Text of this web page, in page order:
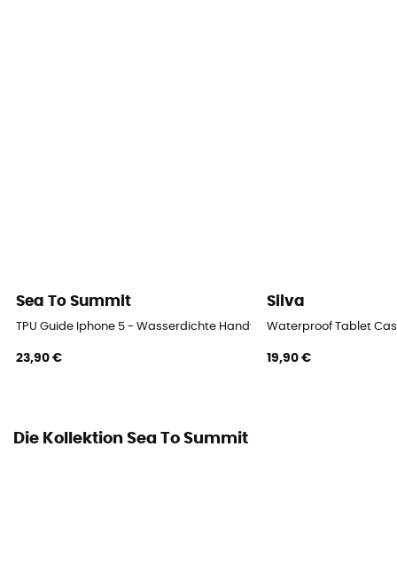
Sea To Summit
TPU Guide Iphone 5 - Wasserdichte Handyhülle
23,90 €
Silva
Waterproof Tablet
19,90 €
Die Kollektion Sea To Summit